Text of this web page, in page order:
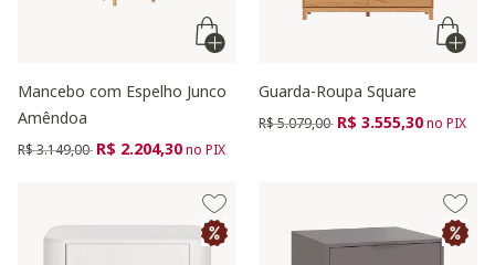
Mancebo com Espelho Junco
Amêndoa
Preço reduzido de
R$ 3.149,00 para
R$ 2.204,30no PIX
Guarda-Roupa Square
Preço reduzido de
R$ 5.079,00 para
R$ 3.555,30no PIX